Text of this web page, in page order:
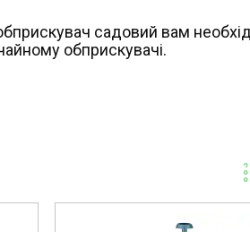
садовий вам
обприскувачі.